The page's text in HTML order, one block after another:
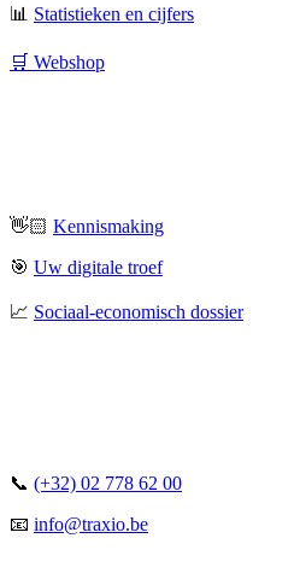
📊 Statistieken en cijfers
🛒 Webshop
👋🏻 Kennismaking
🎯 Uw digitale troef
📈 Sociaal-economisch dossier
📞 (+32) 02 778 62 00
📧 info@traxio.be